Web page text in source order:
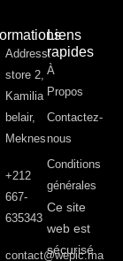
Address:
store 2,
Kamilia
belair,
Meknes
+212
667-
635343
contact@wepic.ma
Liens
rapides
À
Propos ​
Contactez-
nous
Conditions
générales
Ce site
web est
sécurisé